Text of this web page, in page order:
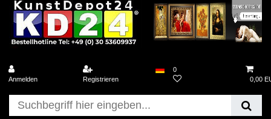
Anmelden Registrieren
0
0,00